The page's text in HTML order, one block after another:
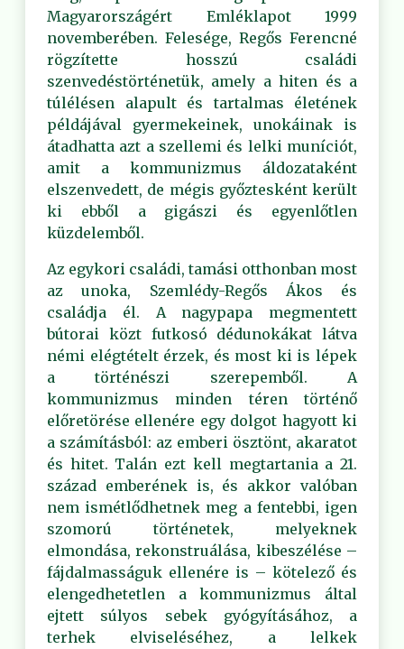
Magyarországért Emléklapot 1999
novemberében. Felesége, Regős Ferencné
rögzítette hosszú családi
szenvedéstörténetük, amely a hiten és a
túlélésen alapult és tartalmas életének
példájával gyermekeinek, unokáinak is
átadhatta azt a szellemi és lelki muníciót,
amit a kommunizmus áldozataként
elszenvedett, de mégis győztesként került
ki ebből a gigászi és egyenlőtlen
küzdelemből.
Az egykori családi, tamási otthonban most
az unoka, Szemlédy-Regős Ákos és
családja él. A nagypapa megmentett
bútorai közt futkosó dédunokákat látva
némi elégtételt érzek, és most ki is lépek
a történészi szerepemből. A
kommunizmus minden téren történő
előretörése ellenére egy dolgot hagyott ki
a számításból: az emberi ösztönt, akaratot
és hitet. Talán ezt kell megtartania a 21.
század emberének is, és akkor valóban
nem ismétlődhetnek meg a fentebbi, igen
szomorú történetek, melyeknek
elmondása, rekonstruálása, kibeszélése –
fájdalmasságuk ellenére is – kötelező és
elengedhetetlen a kommunizmus által
ejtett súlyos sebek gyógyításához, a
terhek elviseléséhez, a lelkek